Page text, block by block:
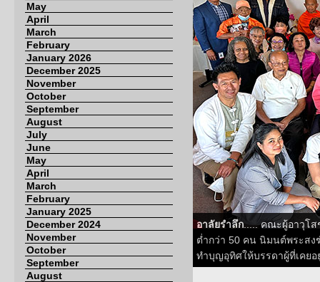
May
April
March
February
January 2026
December 2025
November
October
September
August
July
June
May
April
March
February
January 2025
December 2024
November
October
September
August
อาลัยรำลึก ..... คณะผู้อาวุโ
ต่ำกว่า 50 คน นิมนต์พระสง
ทำบุญอุทิศให้บรรดาผู้ที่เคย